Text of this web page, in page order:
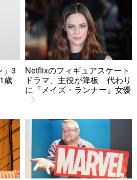
」3
歳
Netflixのフィギュアスケート
ドラマ、主役が降板 代わり
に『メイズ・ランナー』女優